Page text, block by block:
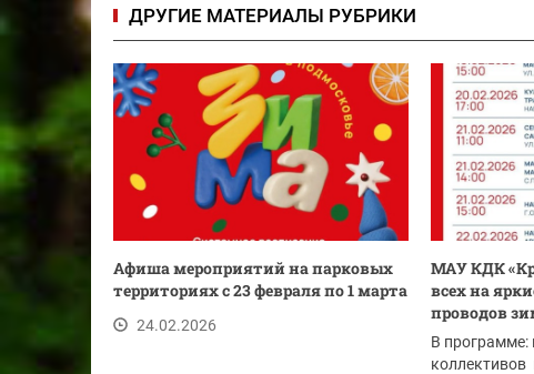
ДРУГИЕ МАТЕРИАЛЫ РУБРИКИ
Афиша мероприятий на парковых
территориях с 23 февраля по 1 марта
24.02.2026
МАУ КДК
всех на
проводов
В программе:
коллективов